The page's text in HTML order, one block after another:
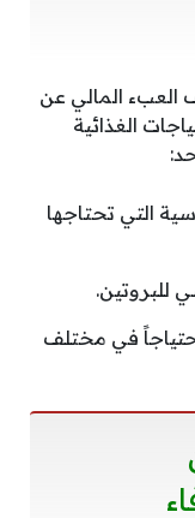
العبء المالي عن
الغذائية
التي تحتاجها
في مختلف